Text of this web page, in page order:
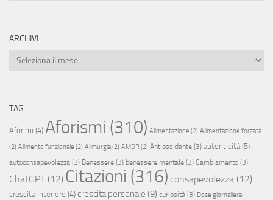
ARCHIVI
Archivi
TAG
Aforimi (4) Aforismi (310) Alimentazione (2) Alimentazione forzata
(2) Alimento funzionale (2) Alimurgia(2) AMDR (2) Antiossidante (3) autenticità (5)
autoconsapevolezza (3) Benessere (3) benessere mentale (3) Cambiamento (3)
ChatGPT(12) Citazioni (316) consapevolezza (12)
crescita interiore (4) crescita personale (9) curiosità (3) Dose giornaliera